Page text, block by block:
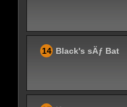
14 Black's sÄƒ Bat